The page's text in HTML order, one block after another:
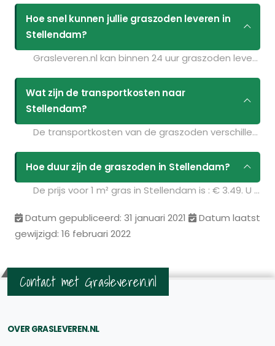
Hoe snel kunnen jullie graszoden leveren in
Stellendam?
Grasleveren.nl kan binnen 24 uur graszoden leveren in Stellendam. Als u bijvoorbeeld graszoden op maandag bestelt voor 11:30 kunt u ze de volgende dag geleverd krijgen. Kijk voor de actuele leverdagen op de pagina
Wat zijn de transportkosten naar
Stellendam?
De transportkosten van de graszoden verschillen per postcodegebied en zijn afhankelijk van de hoeveelheid graszoden die u bestelt. Bent u benieuwd naar de prijzen? Vul uw gegevens in op de pagina
Hoe duur zijn de graszoden in Stellendam?
De prijs voor 1 m² gras in Stellendam is : € 3.49. U kunt deze graszoden bestellen via de volgende link:
Datum gepubliceerd: 31 januari 2021
Datum laatst
gewijzigd: 16 februari 2022
Contact met Grasleveren.nl
OVER GRASLEVEREN.NL